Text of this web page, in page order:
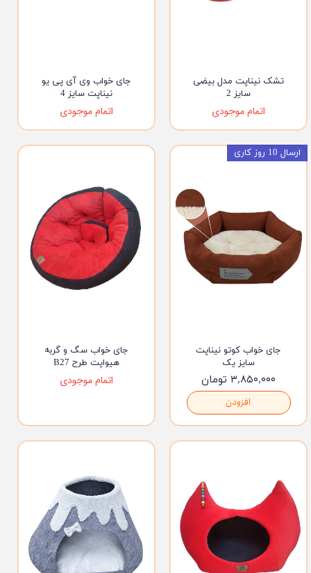
تشک نیناپت مدل بیضی
سایز 2
اتمام موجودی
جای خواب وی آی پی یو
نیناپت سایز 4
اتمام موجودی
جای خواب کوتو نیناپت
سایز یک
۳,۸۵۰,۰۰۰ تومان
افزودن
ارسال 10 روز کاری
جای خواب سگ و گربه
هیواپت طرح B27
اتمام موجودی